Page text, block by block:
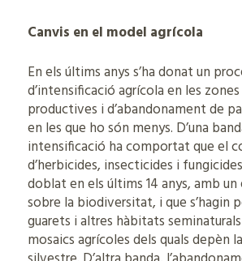
Canvis en el model agrícola
En els últims anys s’ha donat un
d’intensificació agrícola en les
productives i d’abandonament de
en les que ho són menys. D’una
intensificació ha comportat que el
d’herbicides, insecticides i
doblat en els últims 14 anys, amb
sobre la biodiversitat, i que s’hagin
guarets i altres hàbitats
mosaics agrícoles dels quals depèn